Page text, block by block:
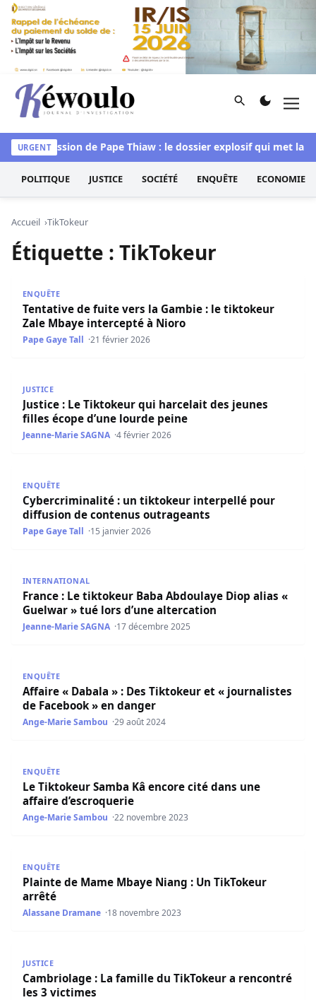
Aller au contenu
Kéwoulo, le premier site d'information et d'investigation
Rechercher
URGENT
Succession de Pape Thiaw : le dossier explosif qui met la
POLITIQUE JUSTICE SOCIÉTÉ ENQUÊTE ECONOMIE
Accueil TikTokeur
Étiquette : TikTokeur
ENQUÊTE
Tentative de fuite vers la Gambie : le tiktokeur
Zale Mbaye intercepté à Nioro
Pape Gaye Tall 21 février 2026
JUSTICE
Justice : Le Tiktokeur qui harcelait des jeunes
filles écope d’une lourde peine
Jeanne-Marie SAGNA 4 février 2026
ENQUÊTE
Cybercriminalité : un tiktokeur interpellé pour
diffusion de contenus outrageants
Pape Gaye Tall 15 janvier 2026
INTERNATIONAL
France : Le tiktokeur Baba Abdoulaye Diop alias «
Guelwar » tué lors d’une altercation
Jeanne-Marie SAGNA 17 décembre 2025
ENQUÊTE
Affaire « Dabala » : Des Tiktokeur et « journalistes
de Facebook » en danger
Ange-Marie Sambou 29 août 2024
ENQUÊTE
Le Tiktokeur Samba Kâ encore cité dans une
affaire d’escroquerie
Ange-Marie Sambou 22 novembre 2023
ENQUÊTE
Plainte de Mame Mbaye Niang : Un TikTokeur
arrêté
Alassane Dramane 18 novembre 2023
JUSTICE
Cambriolage : La famille du TikTokeur a rencontré
les 3 victimes